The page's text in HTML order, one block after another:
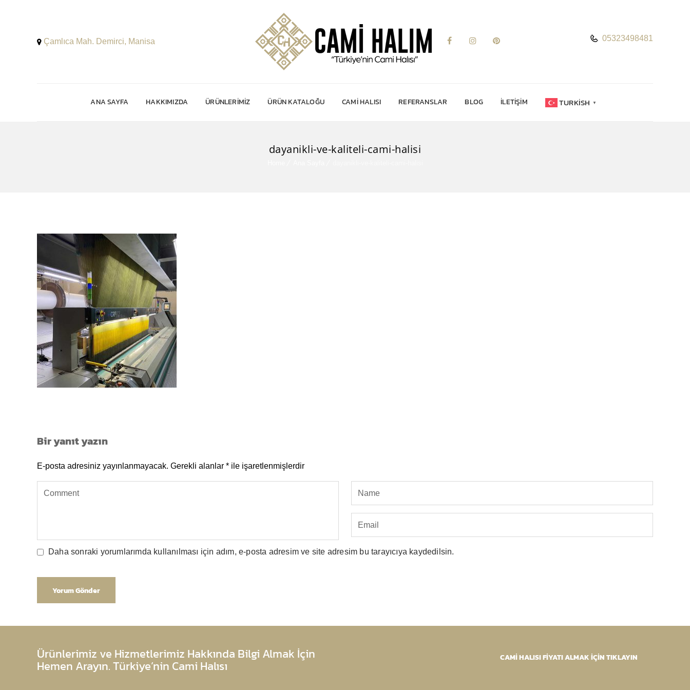
Çamlıca Mah. Demirci, Manisa 05323498481
ANA SAYFA HAKKIMIZDA ÜRÜNLERIMIZ ÜRÜN KATALOĞU CAMI HALISI REFERANSLAR BLOG İLETIŞIM TURKISH ▼
dayanikli-ve-kaliteli-cami-halisi
Bir yanıt yazın
E-posta adresiniz yayınlanmayacak. Gerekli alanlar * ile işaretlenmişlerdir
Daha sonraki yorumlarımda kullanılması için adım, e-posta adresim ve site adresim bu tarayıcıya kaydedilsin.
Ürünlerimiz ve Hizmetlerimiz Hakkında Bilgi Almak İçin
Hemen Arayın. Türkiye’nin Cami Halısı
CAMİ HALISI FİYATI ALMAK İÇİN TIKLAYIN